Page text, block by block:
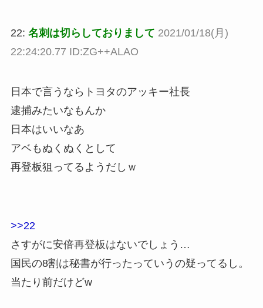
22: 名刺は切らしておりまして 2021/01/18(月)
22:24:20.77 ID:ZG++ALAO
日本で言うならトヨタのアッキー社長
逮捕みたいなもんか
日本はいいなあ
アベもぬくぬくとして
再登板狙ってるようだしｗ
>>22
さすがに安倍再登板はないでしょう…
国民の8割は秘書が行ったっていうの疑ってるし。
当たり前だけどw